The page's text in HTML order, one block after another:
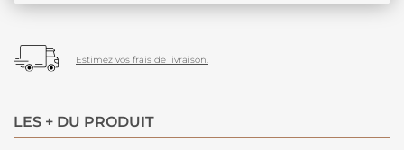
Estimez vos frais de livraison.
LES + DU PRODUIT